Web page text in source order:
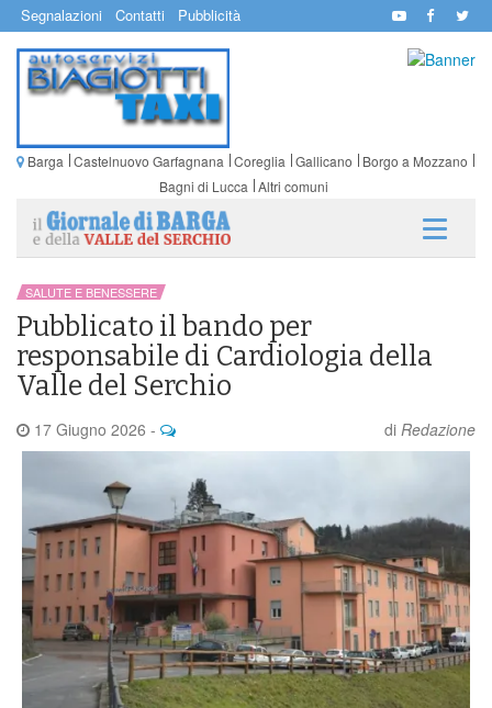
Segnalazioni Contatti Pubblicità
Barga Castelnuovo Garfagnana Coreglia Gallicano
Borgo a Mozzano
Bagni di Lucca Altri comuni
SALUTE E BENESSERE
Pubblicato il bando per
responsabile di Cardiologia della
Valle del Serchio
17 Giugno 2026 - di Redazione